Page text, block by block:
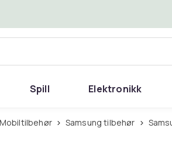
Spill Elektronikk
Mobiltilbehør Samsung tilbehør